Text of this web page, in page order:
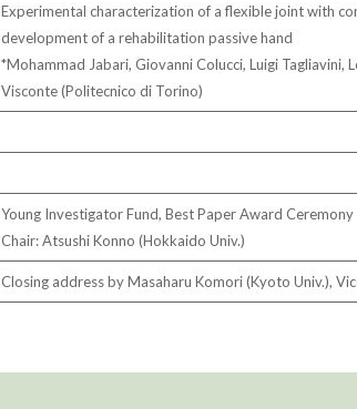
Experimental characterization of a flexible joint with
development of a rehabilitation passive hand
*Mohammad Jabari, Giovanni Colucci, Luigi Tagliavini,
Visconte (Politecnico di Torino)
Young Investigator Fund, Best Paper Award Ceremony
Chair: Atsushi Konno (Hokkaido Univ.)
Closing address by Masaharu Komori (Kyoto Univ.),